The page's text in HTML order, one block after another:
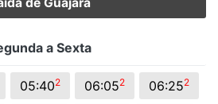
de Guajará
a Sexta
05:402 06:052 06:252